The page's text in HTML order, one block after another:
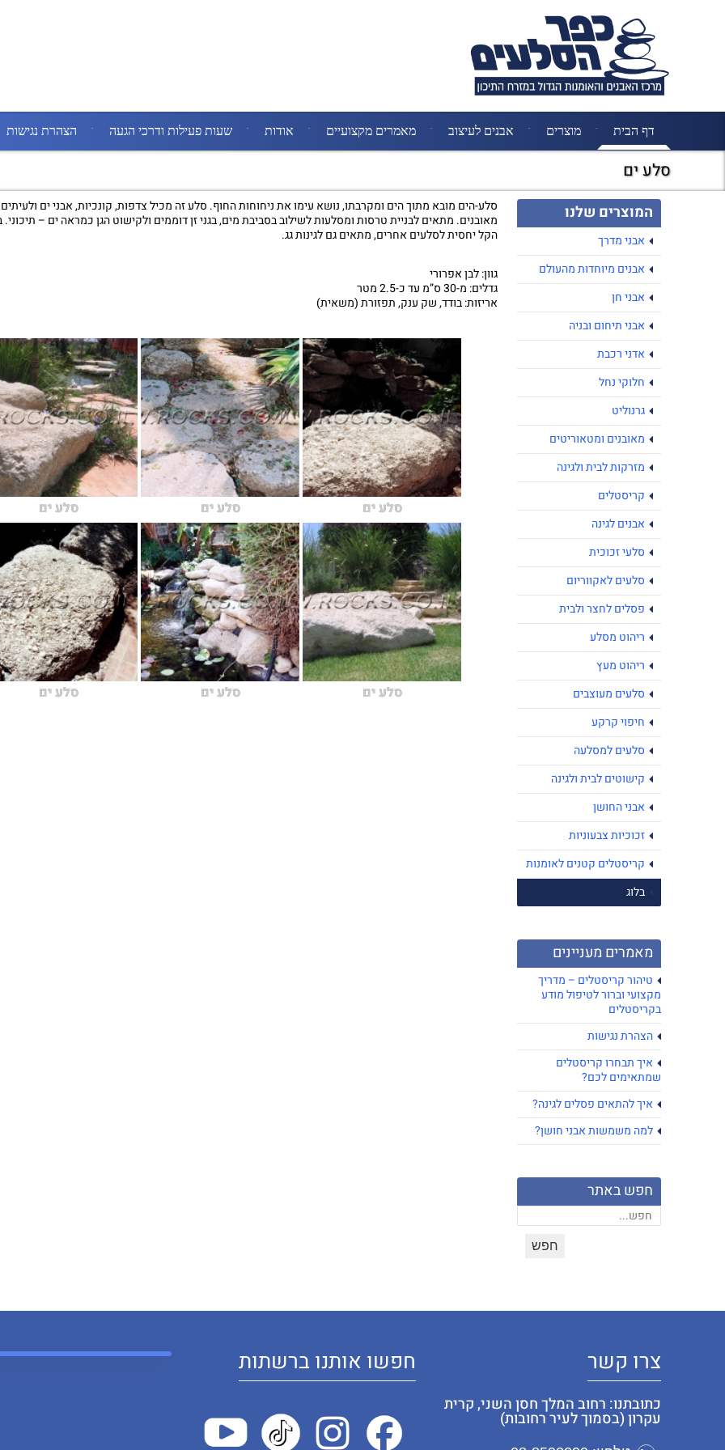
דף הבית מוצרים אבנים לעיצוב מאמרים מקצועיים אודות שעות פעילות ודרכי הגעה הצהרת נגישות
סלע ים
המוצרים שלנו
אבני מדרך
אבנים מיוחדות מהעולם
אבני חן
אבני תיחום ובניה
אדני רכבת
חלוקי נחל
גרנוליט
מאובנים ומטאוריטים
מזרקות לבית ולגינה
קריסטלים
אבנים לגינה
סלעי זכוכית
סלעים לאקווריום
פסלים לחצר ולבית
ריהוט מסלע
ריהוט מעץ
סלעים מעוצבים
חיפוי קרקע
סלעים למסלעה
קישוטים לבית ולגינה
אבני החושן
זכוכיות צבעוניות
קריסטלים קטנים לאומנות
בלוג
מאמרים מעניינים
טיהור קריסטלים – מדריך
מקצועי וברור לטיפול מודע
בקריסטלים
הצהרת נגישות
איך תבחרו קריסטלים
שמתאימים לכם?
איך להתאים פסלים לגינה?
למה משמשות אבני חושן?
חפש באתר
סלע-הים מובא מתוך הים ומקרבתו, נושא עימו את ניחוחות החוף. סלע זה מכיל צדפות, קונכיות, אבני ים
מאובנים. מתאים לבניית טרסות ומסלעות לשילוב בסביבת מים, בגני זן דוממים ולקישוט הגן כמראה ים –
הקל יחסית לסלעים אחרים, מתאים גם לגינות גג.
גוון: לבן אפרורי
גדלים: מ-30 ס”מ עד כ-2.5 מטר
אריזות: בודד, שק ענק, תפזורת (משאית)
סלע ים סלע ים סלע ים
סלע ים סלע ים סלע ים
צרו קשר
כתובתנו: רחוב המלך חסן השני, קרית
עקרון (בסמוך לעיר רחובות)
חפשו אותנו ברשתות